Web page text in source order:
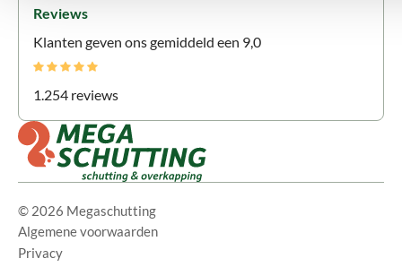
Reviews
Klanten geven ons gemiddeld een 9,0
1.254 reviews
© 2026 Megaschutting
Algemene voorwaarden
Privacy